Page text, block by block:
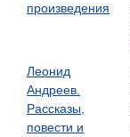
произведения
Леонид
Андреев.
Рассказы,
повести и